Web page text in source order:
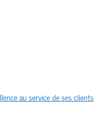
au service de ses clients